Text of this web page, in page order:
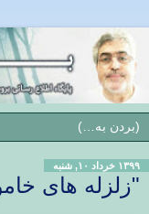
۱۳۹۹ خرداد ۱۰, شنبه
"زلزله های